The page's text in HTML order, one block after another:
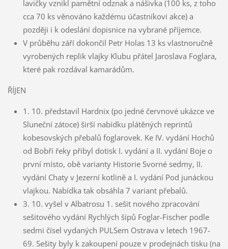
lavičky vznikl pamětní odznak a nášivka (100 ks, z toho
cca 70 ks věnováno každému účastníkovi akce) a
později i k odeslání dopisnice na vybrané příjemce.
V průběhu září dokončil Petr Holas 13 ks vlastnoručně
vyrobených replik vlajky Klubu přátel Jaroslava Foglara,
které pak rozdával kamarádům.
ŘÍJEN
1. 10. představil Hardnix (po jedné červnové ukázce ve
Sluneční zátoce) širší nabídku plátěných reprintů
kobesovských přebalů foglarovek. Ke IV. vydání Hochů
od Bobří řeky přibyl dotisk I. vydání a II. vydání Boje o
první místo, obě varianty Historie Svorné sedmy, II.
vydání Chaty v Jezerní kotlině a I. vydání Pod junáckou
vlajkou. Nabídka tak obsáhla 7 variant přebalů.
3. 10. vyšel v Albatrosu 1. sešit nového zpracování
sešitového vydání Rychlých šípů Foglar-Fischer podle
sedmi čísel vydaných PULSem Ostrava v letech 1967-
69. Sešity byly k zakoupení pouze v prodejnách tisku (na